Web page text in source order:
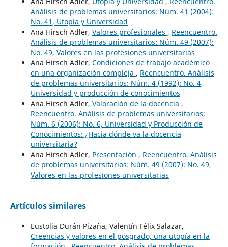
Análisis de problemas universitarios: Núm. 41 (2004):
No. 41, Utopía y Universidad
Ana Hirsch Adler, Valores profesionales , Reencuentro.
Análisis de problemas universitarios: Núm. 49 (2007):
No. 49, Valores en las profesiones universitarias
Ana Hirsch Adler, Condiciones de trabajo académico
en una organización compleja , Reencuentro. Análisis
de problemas universitarios: Núm. 4 (1992): No. 4,
Universidad y producción de conocimientos
Ana Hirsch Adler, Valoración de la docencia ,
Reencuentro. Análisis de problemas universitarios:
Núm. 6 (2006): No. 6, Universidad y Producción de
Conocimientos: ¿Hacia dónde va la docencia
universitaria?
Ana Hirsch Adler, Presentación , Reencuentro. Análisis
de problemas universitarios: Núm. 49 (2007): No. 49,
Valores en las profesiones universitarias
Artículos similares
Eustolia Durán Pizaña, Valentín Félix Salazar,
Creencias y valores en el posgrado, una utopía en la